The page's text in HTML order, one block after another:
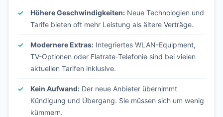
Höhere Geschwindigkeiten: Neue Technologien und
Tarife bieten oft mehr Leistung als ältere Verträge.
Modernere Extras: Integriertes WLAN-Equipment,
TV-Optionen oder Flatrate-Telefonie sind bei vielen
aktuellen Tarifen inklusive.
Kein Aufwand: Der neue Anbieter übernimmt
Kündigung und Übergang. Sie müssen sich um wenig
kümmern.